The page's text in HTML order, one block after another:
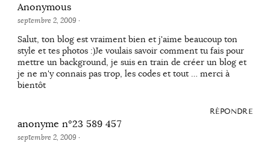
Anonymous
septembre 2, 2009 ·
Salut, ton blog est vraiment bien et j'aime beaucoup ton
style et tes photos :)Je voulais savoir comment tu fais pour
mettre un background, je suis en train de créer un blog et
je ne m'y connais pas trop, les codes et tout … merci à
bientôt
RÉPONDRE
anonyme n°23 589 457
septembre 2, 2009 ·